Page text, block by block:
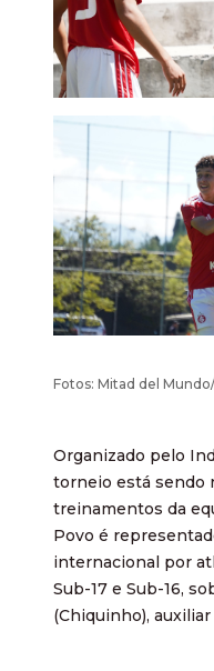
Fotos: Mitad del
Organizado pelo
torneio está sendo
treinamentos da
Povo é
internacional por
Sub-17 e Sub-16,
(Chiquinho),